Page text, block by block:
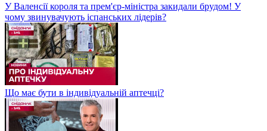
У Валенсії короля та прем'єр-міністра закидали брудом! У
чому звинувачують іспанських лідерів?
Що має бути в індивідуальній аптечці?